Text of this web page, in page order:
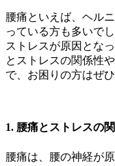
腰痛といえば、ヘル
っている方も多いで
ストレスが原因とな
とストレスの関係性
で、お困りの方はぜ
1. 腰痛とストレスの
腰痛は、腰の神経が